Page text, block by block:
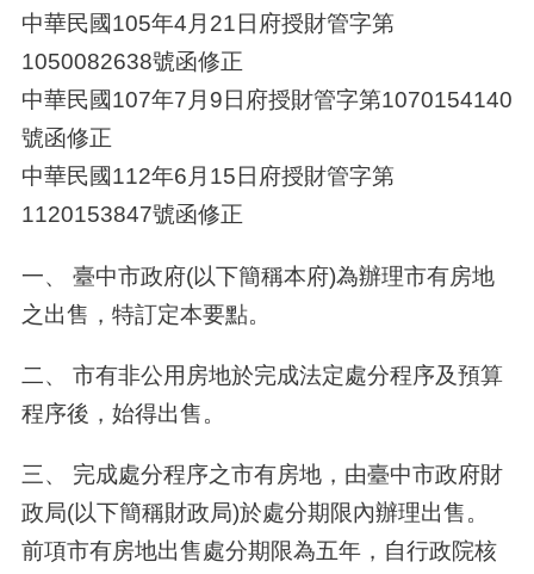
中華民國105年4 月 21日府授財管字第
1050082638號函修正
中華民國107年7 月 9日府授財管字第1070154140
號函修正
中華民國112年6月15日府授財管字第
1120153847號函修正
一、 臺中市政府(以下簡稱本府)為辦理市有房地
之出售，特訂定本要點。
二、 市有非公用房地於完成法定處分程序及預算
程序後，始得出售。
三、 完成處分程序之市有房地，由臺中市政府財
政局(以下簡稱財政局)於處分期限內辦理出售。
前項市有房地出售處分期限為五年，自行政院核